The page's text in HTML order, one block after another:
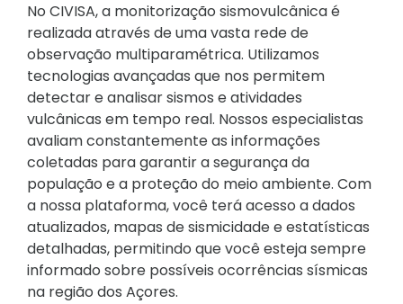
No CIVISA, a monitorização sismovulcânica é
realizada através de uma vasta rede de
observação multiparamétrica. Utilizamos
tecnologias avançadas que nos permitem
detectar e analisar sismos e atividades
vulcânicas em tempo real. Nossos especialistas
avaliam constantemente as informações
coletadas para garantir a segurança da
população e a proteção do meio ambiente. Com
a nossa plataforma, você terá acesso a dados
atualizados, mapas de sismicidade e estatísticas
detalhadas, permitindo que você esteja sempre
informado sobre possíveis ocorrências sísmicas
na região dos Açores.